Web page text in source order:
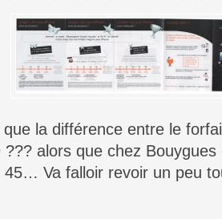
la différence entre le
alors que chez
45… Va falloir revoir un peu